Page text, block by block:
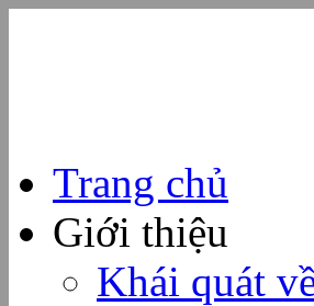
Trang chủ
Giới thiệu
Khái quát